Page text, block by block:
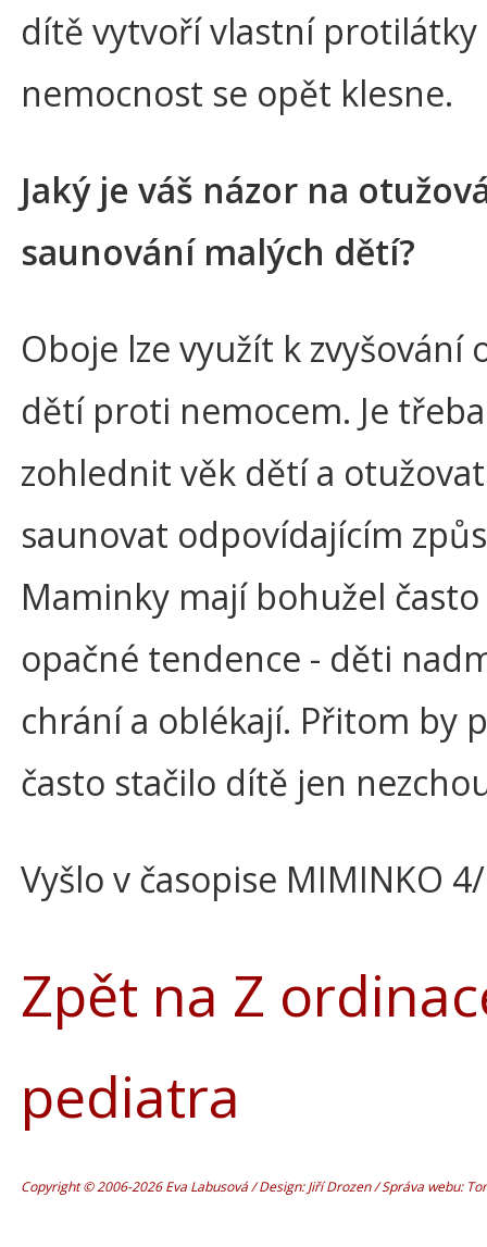
dítě vytvoří vlastní protilátky
nemocnost se opět klesne.
Jaký je váš názor na
saunování malých dětí?
Oboje lze využít k zvyšování
dětí proti nemocem. Je třeba
zohlednit věk dětí a
saunovat odpovídajícím
Maminky mají bohužel
opačné tendence - děti
chrání a oblékají. Přitom by
často stačilo dítě jen
Vyšlo v časopise MIMINKO
Zpět na Z
pediatra
Copyright © 2006-2026 Eva Labusová / Design: Jiří Drozen / Správa webu: